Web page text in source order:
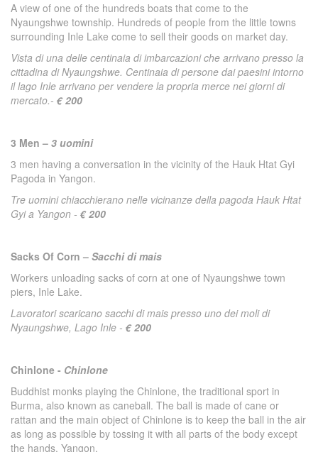
A view of one of the hundreds boats that come to the
Nyaungshwe township. Hundreds of people from the little towns
surrounding Inle Lake come to sell their goods on market day.
Vista di una delle centinaia di imbarcazioni che arrivano presso la
cittadina di Nyaungshwe. Centinaia di persone dai paesini intorno
il lago Inle arrivano per vendere la propria merce nei giorni di
mercato.- € 200
3 Men – 3 uomini
3 men having a conversation in the vicinity of the Hauk Htat Gyi
Pagoda in Yangon.
Tre uomini chiacchierano nelle vicinanze della pagoda Hauk Htat
Gyi a Yangon - € 200
Sacks Of Corn – Sacchi di mais
Workers unloading sacks of corn at one of Nyaungshwe town
piers, Inle Lake.
Lavoratori scaricano sacchi di mais presso uno dei moli di
Nyaungshwe, Lago Inle - € 200
Chinlone - Chinlone
Buddhist monks playing the Chinlone, the traditional sport in
Burma, also known as caneball. The ball is made of cane or
rattan and the main object of Chinlone is to keep the ball in the air
as long as possible by tossing it with all parts of the body except
the hands. Yangon.